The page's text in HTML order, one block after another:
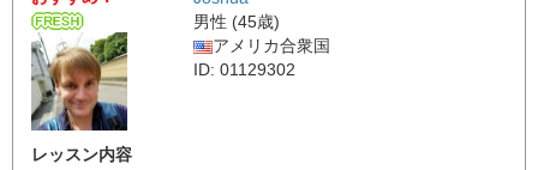
男性 (45歳)
アメリカ合衆国
ID: 01129302
レッスン内容